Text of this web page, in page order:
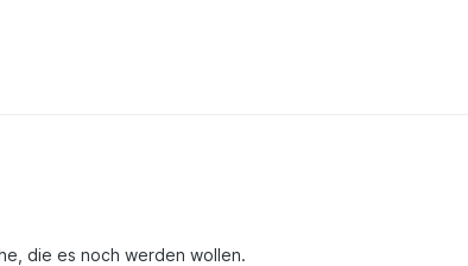
die es noch werden wollen.